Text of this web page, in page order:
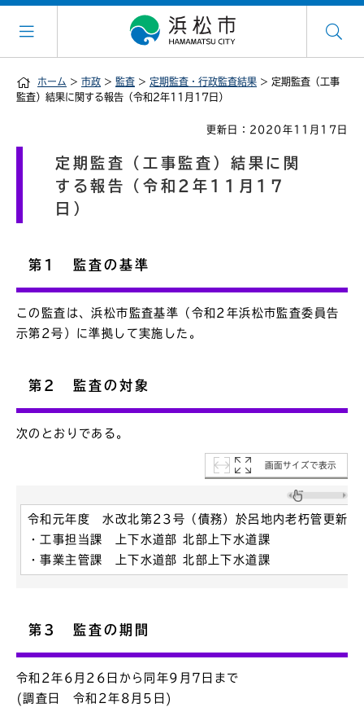
ホーム > 市政 > 監査 > 定期監査・行政監査結果 > 定期監査（工事
監査）結果に関する報告（令和2年11月17日）
更新日：2020年11月17日
定期監査（工事監査）結果に関
する報告（令和2年11月17
日）
第1 監査の基準
この監査は、浜松市監査基準（令和2年浜松市監査委員告
示第2号）に準拠して実施した。
第2 監査の対象
次のとおりである。
画面サイズで表示
令和元年度 水改北第23号（債務）於呂地内老朽管更新工
・工事担当課 上下水道部 北部上下水道課
・事業主管課 上下水道部 北部上下水道課
第3 監査の期間
令和2年6月26日から同年9月7日まで
(調査日 令和2年8月5日)